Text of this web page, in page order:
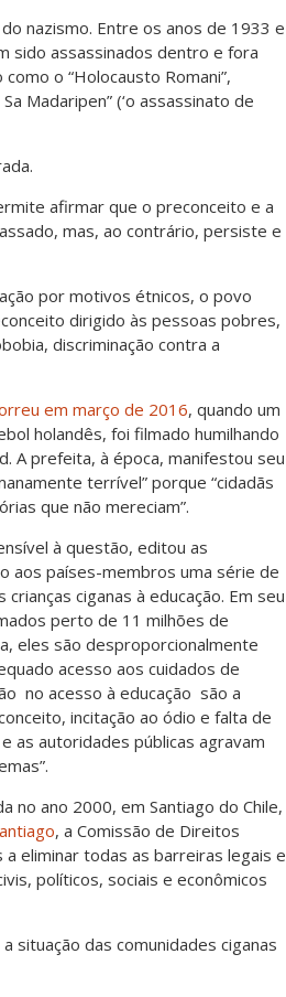
nazismo. Entre os anos de 1933 e
sido assassinados dentro e fora
o “Holocausto Romani”,
Madaripen” (‘o assassinato de
afirmar que o preconceito e a
mas, ao contrário, persiste e
por motivos étnicos, o povo
dirigido às pessoas pobres,
discriminação contra a
em março de 2016, quando um
holandês, foi filmado humilhando
A prefeita, à época, manifestou seu
terrível” porque “cidadãs
que não mereciam”.
à questão, editou as
aos países-membros uma série de
ciganas à educação. Em seu
perto de 11 milhões de
eles são desproporcionalmente
acesso aos cuidados de
no acesso à educação são a
incitação ao ódio e falta de
as autoridades públicas agravam
no ano 2000, em Santiago do Chile,
, a Comissão de Direitos
eliminar todas as barreiras legais e
políticos, sociais e econômicos
situação das comunidades ciganas